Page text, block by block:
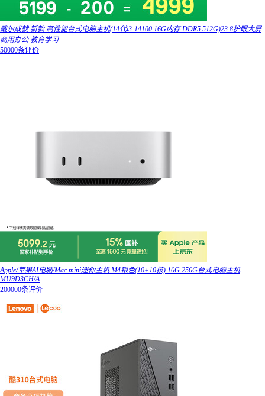
戴尔成就 新款 高性能台式电脑主机(14代i3-14100 16G内存 DDR5 512G)23.8护眼大屏
商用办公 教育学习
50000条评价
Apple/苹果AI电脑/Mac mini迷你主机 M4银色(10+10核) 16G 256G台式电脑主机
MU9D3CH/A
200000条评价